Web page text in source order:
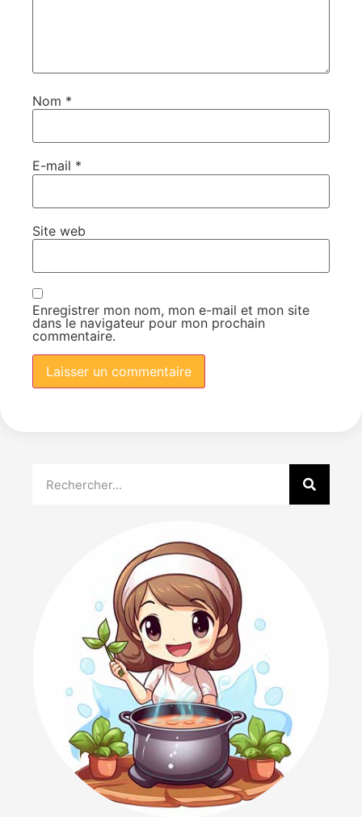
Nom *
E-mail *
Site web
Enregistrer mon nom, mon e-mail et mon site
dans le navigateur pour mon prochain
commentaire.